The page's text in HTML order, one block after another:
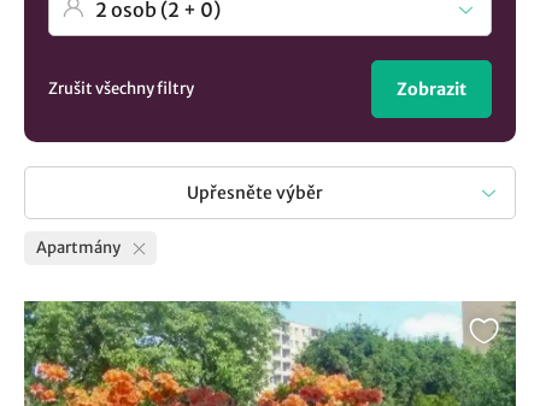
Zrušit všechny filtry Zobrazit
Upřesněte výběr
Apartmány